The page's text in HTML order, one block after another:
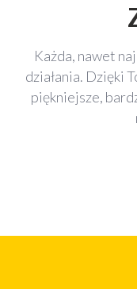
Każda, nawet
działania. Dzięki
piękniejsze,